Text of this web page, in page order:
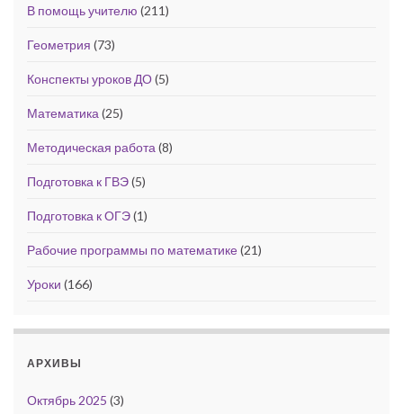
В помощь учителю (211)
Геометрия (73)
Конспекты уроков ДО(5)
Математика(25)
Методическая работа(8)
Подготовка к ГВЭ(5)
Подготовка к ОГЭ(1)
Рабочие программы по математике(21)
Уроки (166)
АРХИВЫ
Октябрь 2025 (3)